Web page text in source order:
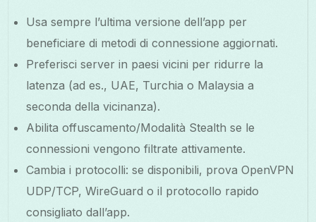
Usa sempre l’ultima versione dell’app per
beneficiare di metodi di connessione aggiornati.
Preferisci server in paesi vicini per ridurre la
latenza (ad es., UAE, Turchia o Malaysia a
seconda della vicinanza).
Abilita offuscamento/Modalità Stealth se le
connessioni vengono filtrate attivamente.
Cambia i protocolli: se disponibili, prova OpenVPN
UDP/TCP, WireGuard o il protocollo rapido
consigliato dall’app.